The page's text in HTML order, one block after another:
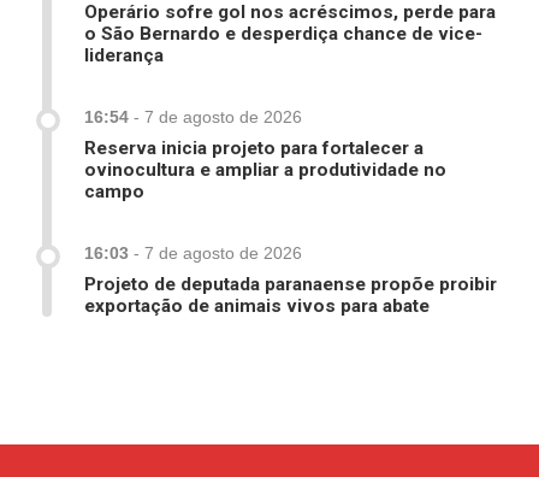
Operário sofre gol nos acréscimos, perde para
o São Bernardo e desperdiça chance de vice-
liderança
16:54 - 7 de agosto de 2026
Reserva inicia projeto para fortalecer a
ovinocultura e ampliar a produtividade no
campo
16:03 - 7 de agosto de 2026
Projeto de deputada paranaense propõe proibir
exportação de animais vivos para abate